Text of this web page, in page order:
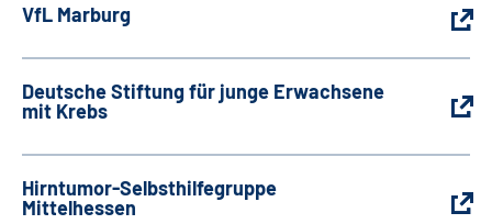
VfL Marburg
Deutsche Stiftung für junge Erwachsene
mit Krebs
Hirntumor-Selbsthilfegruppe
Mittelhessen